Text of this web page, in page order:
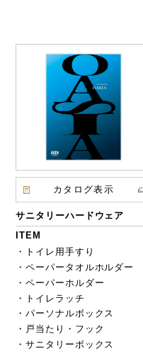
カタログ表示
サニタリーハードウェア
ITEM
・トイレ用手すり
・ペーパータオルホルダー
・ペーパーホルダー
・トイレラッチ
・パーソナルボックス
・戸当たり・フック
・サニタリーボックス